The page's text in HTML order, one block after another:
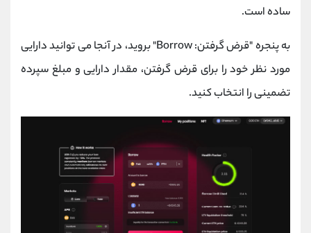
ساده است.
به پنجره "قرض گرفتن: Borrow" بروید، در آنجا می توانید دارایی
مورد نظر خود را برای قرض گرفتن، مقدار دارایی و مبلغ سپرده
تضمینی را انتخاب کنید.